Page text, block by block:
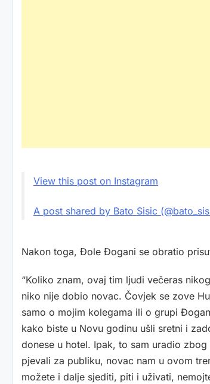
View this post on Instagram
A post shared by Bato Sisic
Nakon toga, Đole Đogani se obratio
“Koliko znam, ovaj tim ljudi večeras
niko nije dobio novac. Čovjek se zove
samo o mojim kolegama ili o grupi
kako biste u Novu godinu ušli sretni i
donese u hotel. Ipak, to sam uradio
pjevali za publiku, novac nam u ovom
možete i dalje sjediti, piti i uživati,